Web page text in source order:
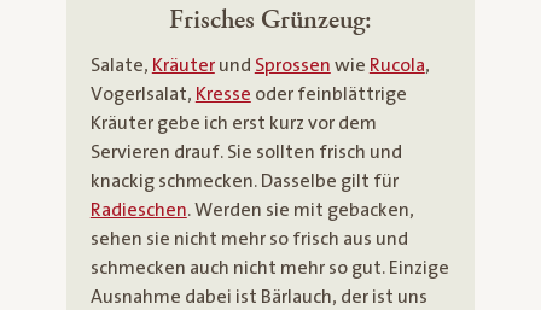
Frisches Grünzeug:
Salate, Kräuterund Sprossen wie Rucola,
Vogerlsalat, Kresse oder feinblättrige
Kräuter gebe ich erst kurz vor dem
Servieren drauf. Sie sollten frisch und
knackig schmecken. Dasselbe gilt für
Radieschen. Werden sie mit gebacken,
sehen sie nicht mehr so frisch aus und
schmecken auch nicht mehr so gut. Einzige
Ausnahme dabei ist Bärlauch, der ist uns